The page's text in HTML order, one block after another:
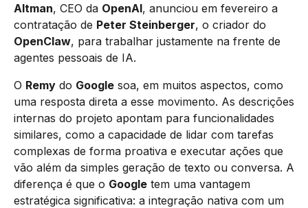
Altman, CEO da OpenAI, anunciou em fevereiro a
contratação de Peter Steinberger, o criador do
OpenClaw, para trabalhar justamente na frente de
agentes pessoais de IA.
O Remy do Google soa, em muitos aspectos, como
uma resposta direta a esse movimento. As descrições
internas do projeto apontam para funcionalidades
similares, como a capacidade de lidar com tarefas
complexas de forma proativa e executar ações que
vão além da simples geração de texto ou conversa. A
diferença é que o Google tem uma vantagem
estratégica significativa: a integração nativa com um